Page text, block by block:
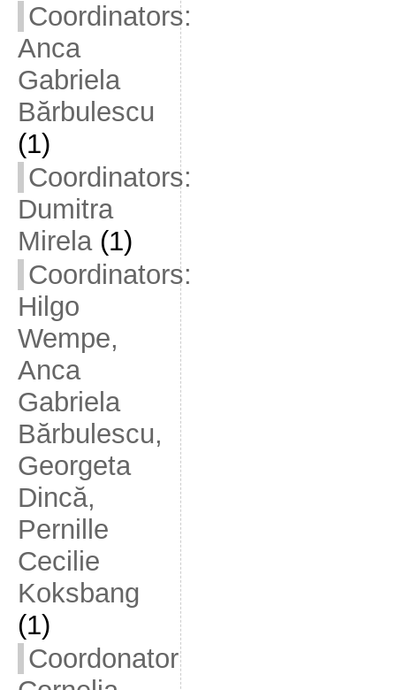
Coordinators:
Anca
Gabriela
Bărbulescu
(1)
Coordinators:
Dumitra
Mirela(1)
Coordinators:
Hilgo
Wempe,
Anca
Gabriela
Bărbulescu,
Georgeta
Dincă,
Pernille
Cecilie
Koksbang
(1)
Coordonator